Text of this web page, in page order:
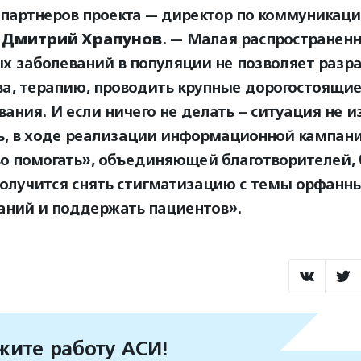
проекта — директор по
Дмитрий Храпунов. — Малая
заболеваний в популяции не позволяет
терапию, проводить крупные дорогостоящие
И если ничего не делать – ситуация не
в ходе реализации информационной
помогать», объединяющей благотворителей,
снять стигматизацию с темы
и поддержать пациентов».
работу АСИ!